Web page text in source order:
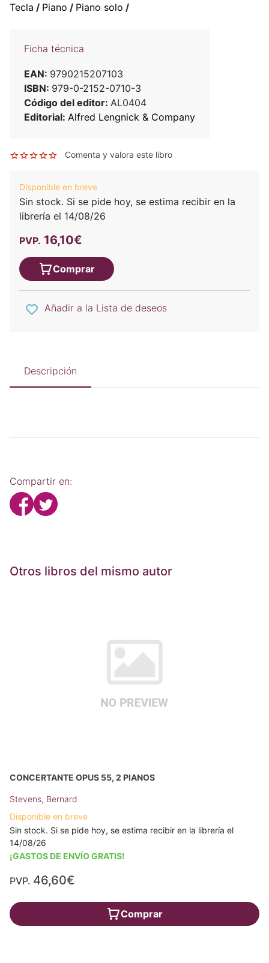
Tecla / Piano / Piano solo /
Ficha técnica
EAN: 9790215207103
ISBN: 979-0-2152-0710-3
Código del editor: AL0404
Editorial: Alfred Lengnick & Company
Comenta y valora este libro
Disponible en breve
Sin stock. Si se pide hoy, se estima recibir en la
librería el 14/08/26
PVP. 16,10€
Comprar
Añadir a la Lista de deseos
Descripción
Compartir en:
Otros libros del mismo autor
CONCERTANTE OPUS 55, 2 PIANOS
Stevens, Bernard
Disponible en breve
Sin stock. Si se pide hoy, se estima recibir en la librería el
14/08/26
¡GASTOS DE ENVÍO GRATIS!
PVP. 46,60€
Comprar